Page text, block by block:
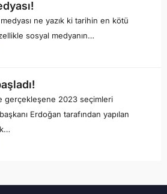
ne yazık ki tarihin en kötü
sosyal medyanın…
gerçekleşene 2023 seçimleri
Erdoğan tarafından yapılan